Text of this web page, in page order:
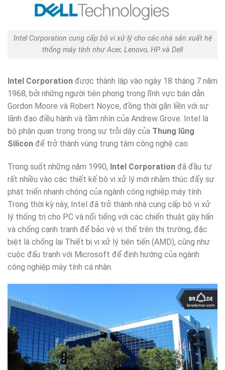
Intel Corporation cung cấp bộ vi xử lý cho các nhà sản xuất hệ
thống máy tính như Acer, Lenovo, HP và Dell
Intel Corporation được thành lập vào ngày 18 tháng 7 năm
1968, bởi những người tiên phong trong lĩnh vực bán dẫn
Gordon Moore và Robert Noyce, đồng thời gắn liền với sự
lãnh đạo điều hành và tầm nhìn của Andrew Grove. Intel là
bộ phận quan trọng trong sự trỗi dậy của Thung lũng
Silicon để trở thành vùng trung tâm công nghệ cao.
Trong suốt những năm 1990, Intel Corporation đã đầu tư
rất nhiều vào các thiết kế bộ vi xử lý mới nhằm thúc đẩy sự
phát triển nhanh chóng của ngành công nghiệp máy tính.
Trong thời kỳ này, Intel đã trở thành nhà cung cấp bộ vi xử
lý thống trị cho PC và nổi tiếng với các chiến thuật gây hấn
và chống cạnh tranh để bảo vệ vị thế trên thị trường, đặc
biệt là chống lại Thiết bị vi xử lý tiên tiến (AMD), cũng như
cuộc đấu tranh với Microsoft để định hướng của ngành
công nghiệp máy tính cá nhân.